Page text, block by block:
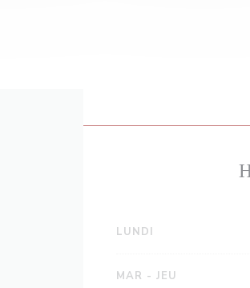
LUNDI
MAR -JEU